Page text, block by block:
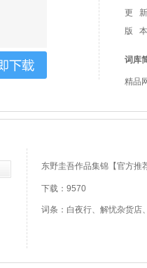
更 新
版
词库
精品
东野圭吾作品集锦【官方推
下载：9570
词条：白夜行、解忧杂货店